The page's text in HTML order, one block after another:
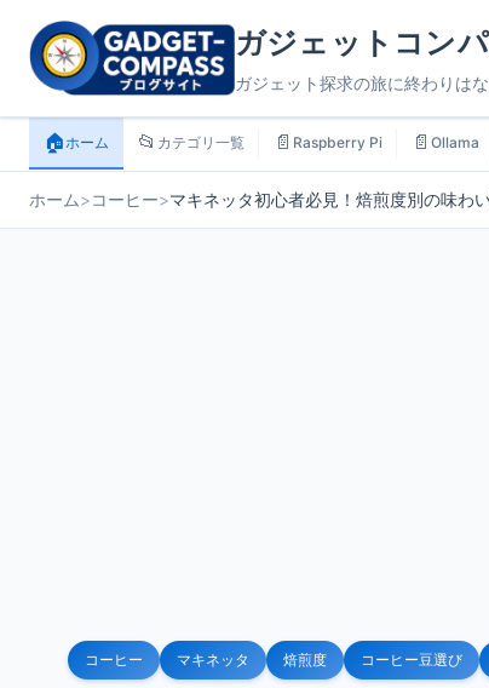
ガジェットコン
ガジェット探求の旅に終わりは
🏠ホーム 📂 カテゴリ一覧 📄 Raspberry Pi 📄 Ollama
ホーム>コーヒー>マキネッタ初心者必見！焙煎度別の味わ
コーヒー マキネッタ 焙煎度 コーヒー豆選び